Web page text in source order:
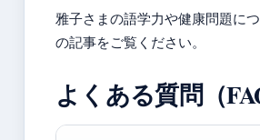
雅子さまの語学力や健康問題に
の記事をご覧ください。
よくある質問（